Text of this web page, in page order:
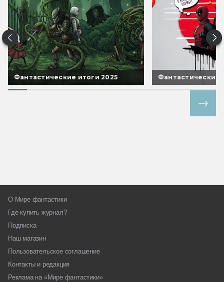
Фантастические итоги 2025 Фантастические
О Мире фантастики
Где купить журнал?
Подписка
Наш магазин
Пользовательское соглашение
Контакты и редакция
Реклама на «Мире фантастики»